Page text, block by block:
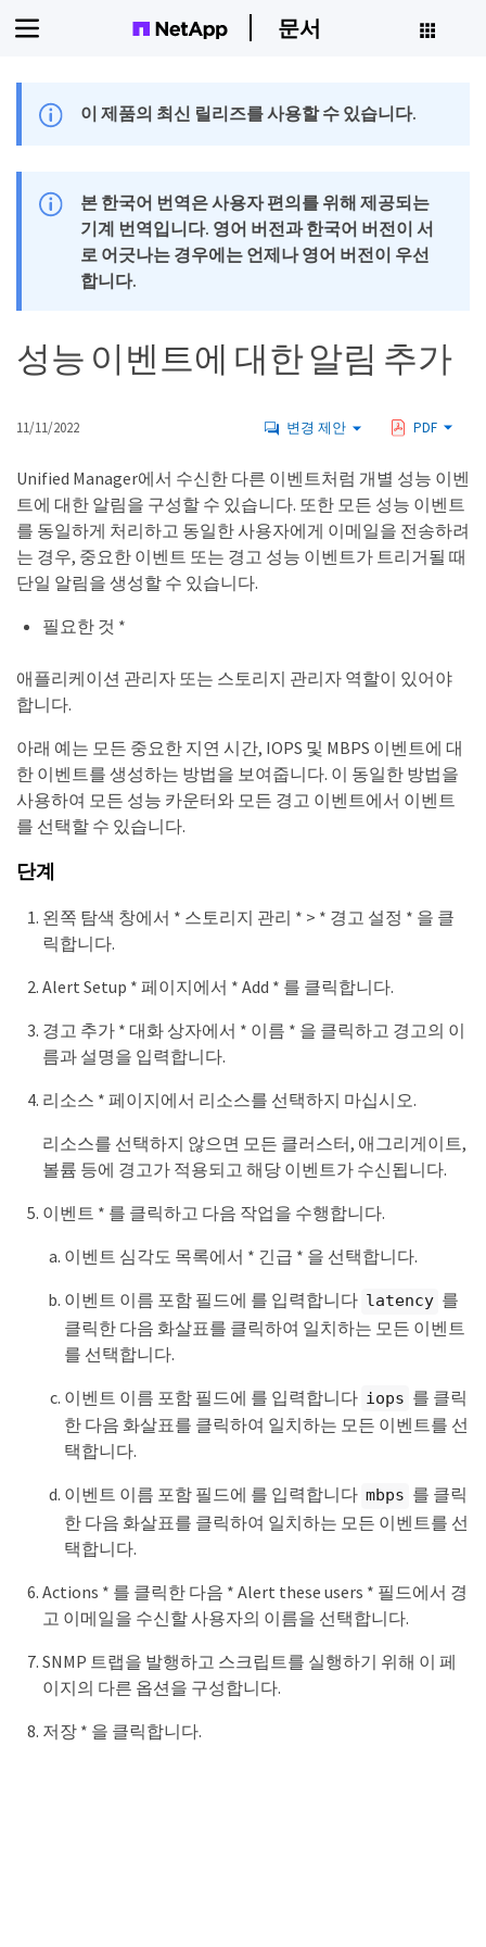
문서
이 제품의 최신 릴리즈를 사용할 수 있습니다.
본 한국어 번역은 사용자 편의를 위해 제공되는
기계 번역입니다. 영어 버전과 한국어 버전이 서
로 어긋나는 경우에는 언제나 영어 버전이 우선
합니다.
성능 이벤트에 대한 알림 추가
11/11/2022 변경 제안 PDF
Unified Manager에서 수신한 다른 이벤트처럼 개별 성능 이벤
트에 대한 알림을 구성할 수 있습니다. 또한 모든 성능 이벤트
를 동일하게 처리하고 동일한 사용자에게 이메일을 전송하려
는 경우, 중요한 이벤트 또는 경고 성능 이벤트가 트리거될 때
단일 알림을 생성할 수 있습니다.
필요한 것 *
애플리케이션 관리자 또는 스토리지 관리자 역할이 있어야
합니다.
아래 예는 모든 중요한 지연 시간, IOPS 및 MBPS 이벤트에 대
한 이벤트를 생성하는 방법을 보여줍니다. 이 동일한 방법을
사용하여 모든 성능 카운터와 모든 경고 이벤트에서 이벤트
를 선택할 수 있습니다.
단계
왼쪽 탐색 창에서 * 스토리지 관리 * > * 경고 설정 * 을 클
릭합니다.
Alert Setup * 페이지에서 * Add * 를 클릭합니다.
경고 추가 * 대화 상자에서 * 이름 * 을 클릭하고 경고의 이
름과 설명을 입력합니다.
리소스 * 페이지에서 리소스를 선택하지 마십시오.
리소스를 선택하지 않으면 모든 클러스터, 애그리게이트,
볼륨 등에 경고가 적용되고 해당 이벤트가 수신됩니다.
이벤트 * 를 클릭하고 다음 작업을 수행합니다.
이벤트 심각도 목록에서 * 긴급 * 을 선택합니다.
이벤트 이름 포함 필드에 를 입력합니다 latency 를
클릭한 다음 화살표를 클릭하여 일치하는 모든 이벤트
를 선택합니다.
이벤트 이름 포함 필드에 를 입력합니다 iops 를 클릭
한 다음 화살표를 클릭하여 일치하는 모든 이벤트를 선
택합니다.
이벤트 이름 포함 필드에 를 입력합니다 mbps 를 클릭
한 다음 화살표를 클릭하여 일치하는 모든 이벤트를 선
택합니다.
Actions * 를 클릭한 다음 * Alert these users * 필드에서 경
고 이메일을 수신할 사용자의 이름을 선택합니다.
SNMP 트랩을 발행하고 스크립트를 실행하기 위해 이 페
이지의 다른 옵션을 구성합니다.
저장 * 을 클릭합니다.